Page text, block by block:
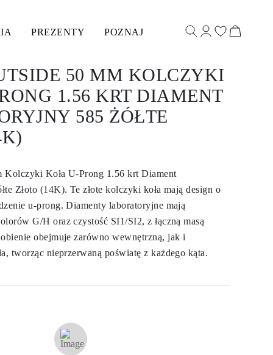
PREZENTY POZNAJ
50 MM KOLCZYKI
1.56 KRT DIAMENT
585 ŻÓŁTE
Kolczyki Koła U-Prong 1.56 krt Diament
Złoto (14K). Te złote kolczyki koła mają design o
u-prong. Diamenty laboratoryjne mają
G/H oraz czystość SI1/SI2, z łączną masą
obejmuje zarówno wewnętrzną, jak i
tworząc nieprzerwaną poświatę z każdego kąta.